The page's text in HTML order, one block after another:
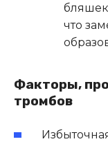
что
Факторы,
тромбов